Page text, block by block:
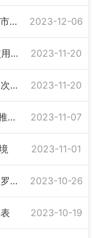
建筑工地噪音扰民，12345热线助力市民“安静权” 2023-12-06
汨罗市政务服务中心：10多种高频使用电子证照“亮码办” 2023-11-20
流程简化！汨罗城乡居民大病医保二次报销更方便 2023-11-20
汨罗工程建设项目“两审合一”政策助推工程建设领域高质量发展 2023-11-07
2023-11-01
汨罗市人民政府办公室关于印发《汨罗市行政许可事项清单（2023年版）》的通知 2023-10-26
2023-10-19